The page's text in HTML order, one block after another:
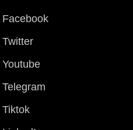
Facebook
Twitter
Youtube
Telegram
Tiktok